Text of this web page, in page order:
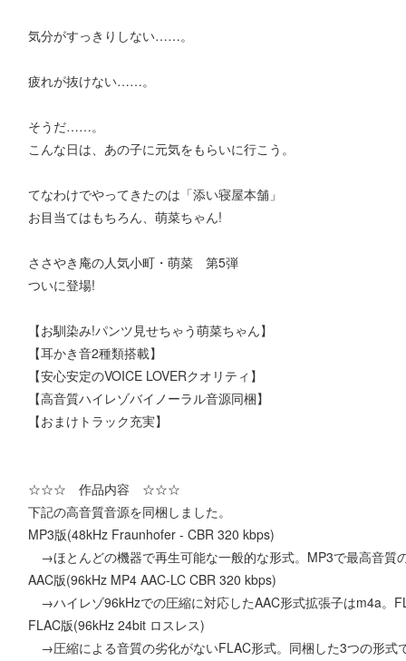
気分がすっきりしない……。
疲れが抜けない……。
そうだ……。
こんな日は、あの子に元気をもらいに行こう。
てなわけでやってきたのは「添い寝屋本舗」
お目当てはもちろん、萌菜ちゃん!
ささやき庵の人気小町・萌菜 第5弾
ついに登場!
【お馴染み!パンツ見せちゃう萌菜ちゃん】
【耳かき音2種類搭載】
【安心安定のVOICE LOVERクオリティ】
【高音質ハイレゾバイノーラル音源同梱】
【おまけトラック充実】
☆☆☆ 作品内容 ☆☆☆
下記の高音質音源を同梱しました。
MP3版(48kHz Fraunhofer - CBR 320 kbps)
→ほとんどの機器で再生可能な一般的な形式。MP3で最高音質
AAC版(96kHz MP4 AAC-LC CBR 320 kbps)
→ハイレゾ96kHzでの圧縮に対応したAAC形式拡張子はm4a。
FLAC版(96kHz 24bit ロスレス)
→圧縮による音質の劣化がないFLAC形式。同梱した3つの形式